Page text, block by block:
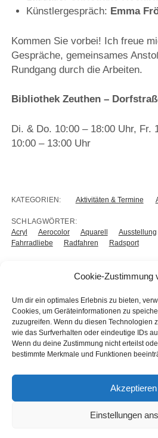
Cookie-Zustimmung
Um dir ein optimales Erlebnis zu bieten,
Cookies, um Geräteinformationen zu
zuzugreifen. Wenn du diesen Technologien
wie das Surfverhalten oder eindeutige IDs
Wenn du deine Zustimmung nicht erteilst
bestimmte Merkmale und Funktionen
Akzeptieren
Einstellungen
Künstlergespräch: Emma
Kommen Sie vorbei! Ich freue
Gespräche, gemeinsames
Rundgang durch die Arbeiten.
Bibliothek Zeuthen –
Di. & Do. 10:00 – 18:00 Uhr, Fr.
10:00 – 13:00 Uhr
KATEGORIEN: Aktivitäten & Termine
SCHLAGWÖRTER:
Acryl
Aerocolor Aquarell Ausstellung
Fahrradliebe
Radfahren Radsport
Herzlich Willkommen!
NÄCHSTER BEITRAG
Mein Fenster zum Hof
Pingbacks sind möglich.